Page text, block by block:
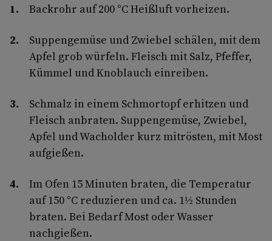
Backrohr auf 200 °C Heißluft vorheizen.
Suppengemüse und Zwiebel schälen, mit dem
Apfel grob würfeln. Fleisch mit Salz, Pfeffer,
Kümmel und Knoblauch einreiben.
Schmalz in einem Schmortopf erhitzen und
Fleisch anbraten. Suppengemüse, Zwiebel,
Apfel und Wacholder kurz mitrösten, mit Most
aufgießen.
Im Ofen 15 Minuten braten, die Temperatur
auf 150 °C reduzieren und ca. 1½ Stunden
braten. Bei Bedarf Most oder Wasser
nachgießen.